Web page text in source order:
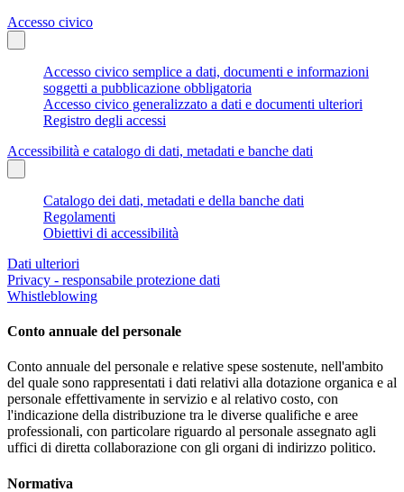
Accesso civico
Accesso civico semplice a dati, documenti e informazioni
soggetti a pubblicazione obbligatoria
Accesso civico generalizzato a dati e documenti ulteriori
Registro degli accessi
Accessibilità e catalogo di dati, metadati e banche dati
Catalogo dei dati, metadati e della banche dati
Regolamenti
Obiettivi di accessibilità
Dati ulteriori
Privacy - responsabile protezione dati
Whistleblowing
Conto annuale del personale
Conto annuale del personale e relative spese sostenute, nell'ambito
del quale sono rappresentati i dati relativi alla dotazione organica e al
personale effettivamente in servizio e al relativo costo, con
l'indicazione della distribuzione tra le diverse qualifiche e aree
professionali, con particolare riguardo al personale assegnato agli
uffici di diretta collaborazione con gli organi di indirizzo politico.
Normativa